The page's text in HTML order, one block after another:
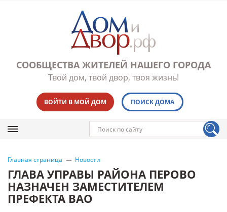
СООБЩЕСТВА ЖИТЕЛЕЙ НАШЕГО ГОРОДА
Твой дом, твой двор, твоя жизнь!
ВОЙТИ В МОЙ ДОМ ПОИСК ДОМА
Главная страница Новости
ГЛАВА УПРАВЫ РАЙОНА ПЕРОВО
НАЗНАЧЕН ЗАМЕСТИТЕЛЕМ
ПРЕФЕКТА ВАО